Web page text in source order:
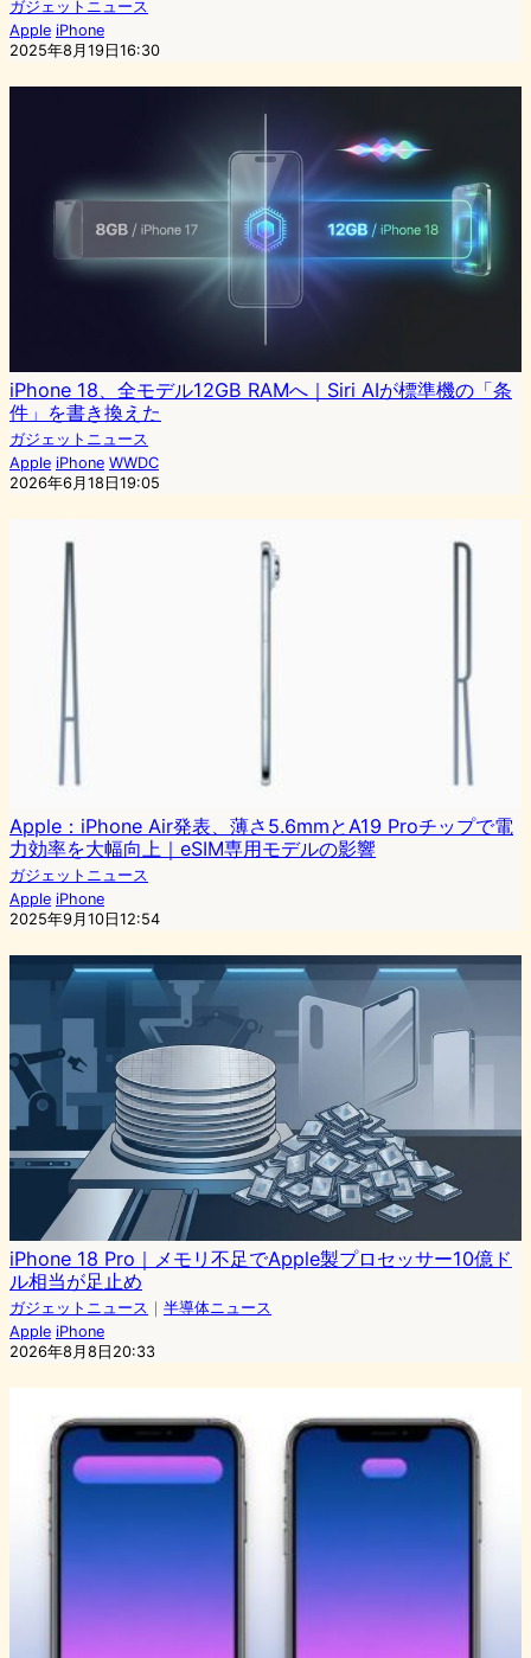
ガジェットニュース
Apple iPhone
2025年8月19日16:30
iPhone 18、全モデル12GB RAMへ｜Siri AIが標準機の「条
件」を書き換えた
ガジェットニュース
Apple iPhone WWDC
2026年6月18日19:05
Apple：iPhone Air発表、薄さ5.6mmとA19 Proチップで電
力効率を大幅向上｜eSIM専用モデルの影響
ガジェットニュース
Apple iPhone
2025年9月10日12:54
iPhone 18 Pro｜メモリ不足でApple製プロセッサー10億ド
ル相当が足止め
ガジェットニュース ｜ 半導体ニュース
Apple iPhone
2026年8月8日20:33